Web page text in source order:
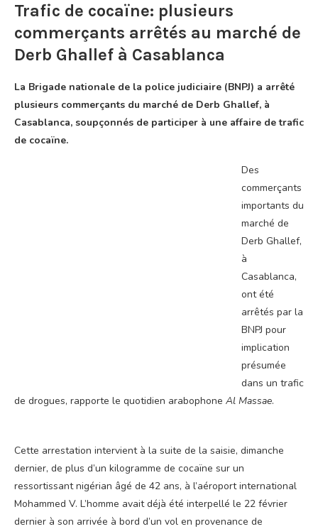
Trafic de cocaïne: plusieurs
commerçants arrêtés au marché de
Derb Ghallef à Casablanca
La Brigade nationale de la police judiciaire (BNPJ) a arrêté
plusieurs commerçants du marché de Derb Ghallef, à
Casablanca, soupçonnés de participer à une affaire de trafic
de cocaïne.
Des
commerçants
importants du
marché de
Derb Ghallef,
à
Casablanca,
ont été
arrêtés par la
BNPJ pour
implication
présumée
dans un trafic
de drogues, rapporte le quotidien arabophone Al Massae.
Cette arrestation intervient à la suite de la saisie, dimanche
dernier, de plus d’un kilogramme de cocaïne sur un
ressortissant nigérian âgé de 42 ans, à l’aéroport international
Mohammed V. L’homme avait déjà été interpellé le 22 février
dernier à son arrivée à bord d’un vol en provenance de